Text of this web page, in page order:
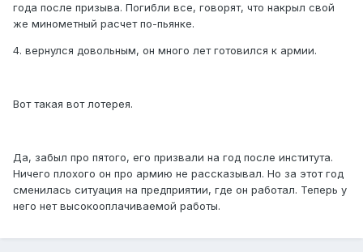
года после призыва. Погибли все, говорят, что накрыл свой
же минометный расчет по-пьянке.
4. вернулся довольным, он много лет готовился к армии.
Вот такая вот лотерея.
Да, забыл про пятого, его призвали на год после института.
Ничего плохого он про армию не рассказывал. Но за этот год
сменилась ситуация на предприятии, где он работал. Теперь у
него нет высокооплачиваемой работы.